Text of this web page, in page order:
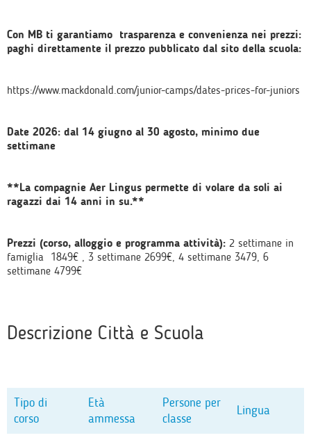
Con MB ti garantiamo trasparenza e convenienza nei prezzi:
paghi direttamente il prezzo pubblicato dal sito della scuola:
https://www.mackdonald.com/junior-camps/dates-prices-for-juniors
Date 2026: dal 14 giugno al 30 agosto, minimo due
settimane
**La compagnie Aer Lingus permette di volare da soli ai
ragazzi dai 14 anni in su.**
Prezzi (corso, alloggio e programma attività): 2 settimane in
famiglia 1849€ , 3 settimane 2699€, 4 settimane 3479, 6
settimane 4799€
Descrizione Città e Scuola
Tipo di
corso
Età
ammessa
Persone per
classe
Lingua